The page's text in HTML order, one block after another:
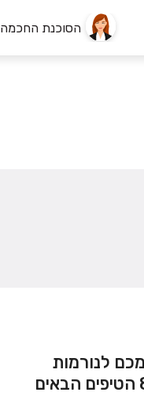
הסוכנת החכמה
לנורמות
החדשות. אם הגעתם לשלב בו נקבע לכם ריאיון וירטואלי, כדאי שתקראו ותפנימו את 8 הטיפים הבאים